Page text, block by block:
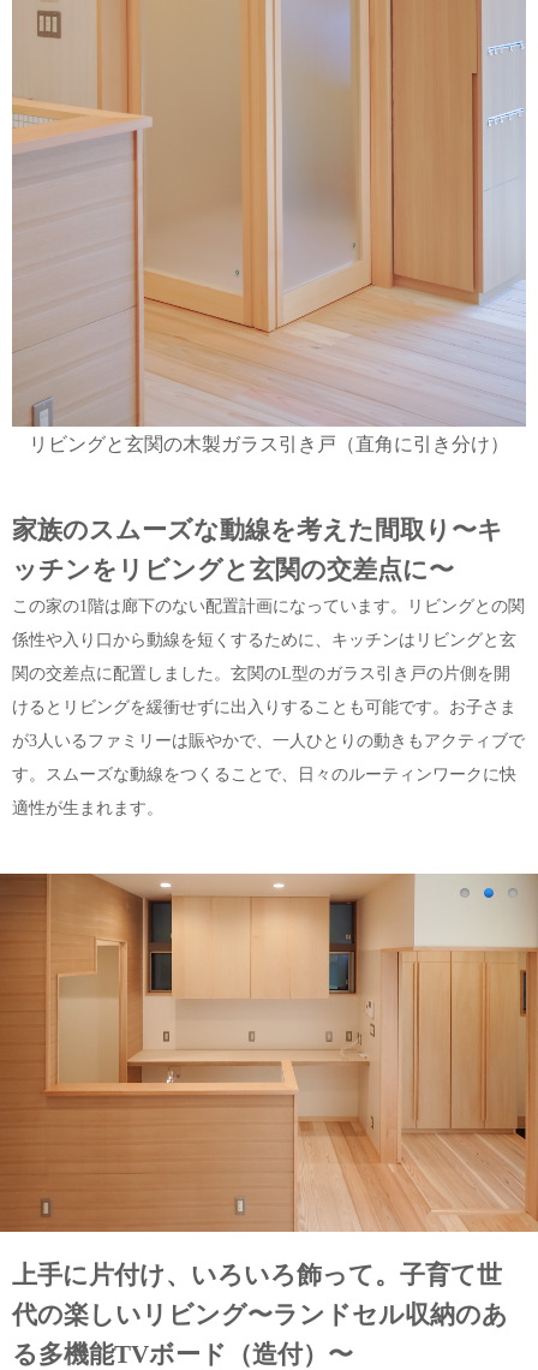
リビングと玄関の木製ガラス引き戸（直角に引き分け）
家族のスムーズな動線を考えた間取り〜キ
ッチンをリビングと玄関の交差点に〜
この家の1階は廊下のない配置計画になっています。リビングとの関
係性や入り口から動線を短くするために、キッチンはリビングと玄
関の交差点に配置しました。玄関のL型のガラス引き戸の片側を開
けるとリビングを緩衝せずに出入りすることも可能です。お子さま
が3人いるファミリーは賑やかで、一人ひとりの動きもアクティブで
す。スムーズな動線をつくることで、日々のルーティンワークに快
適性が生まれます。
上手に片付け、いろいろ飾って。子育て世
代の楽しいリビング〜ランドセル収納のあ
る多機能TVボード（造付）〜